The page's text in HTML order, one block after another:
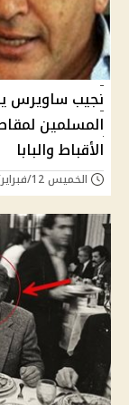
نجيب ساويرس
المسلمين
الأقباط والبابا
الخميس 12/فبراير/2026 - 01:03 م